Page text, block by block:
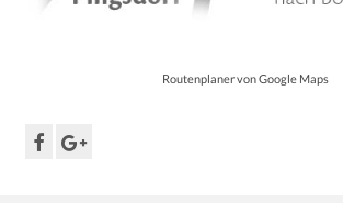
Routenplaner von Google Maps